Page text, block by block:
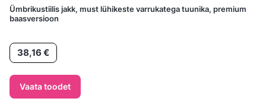
Ümbrikustiilis jakk, must lühikeste varrukatega tuunika, premium
baasversioon
Hind
38,16 €
Vaata toodet